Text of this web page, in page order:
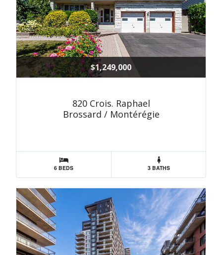
$1,249,000
820 Crois. Raphael
Brossard / Montérégie
6 BEDS 3 BATHS